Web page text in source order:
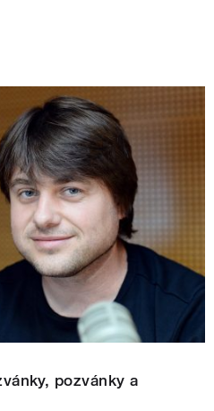
pozvánky a